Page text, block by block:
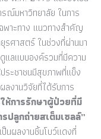
มหาวิทยาลัย ในการ
าะทาง แนวทางสำคัญ
รศาสตร์ ในช่วงที่ผ่านมา
แลแบบองค์รวมที่มีความ
ระชาชนมีสุขภาพที่แข็ง
งานวิจัยที่ได้รับการ
ห้การรักษาผู้ป่วยที่มี
ลูกถ่ายสเต็มเซลล์”
ป็นผลงานชิ้นโบว์แดงที่